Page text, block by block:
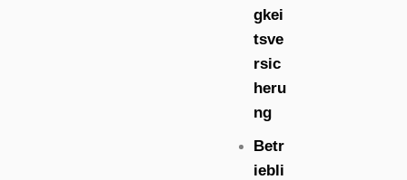
gkei
tsve
rsic
heru
ng
Betr
iebli